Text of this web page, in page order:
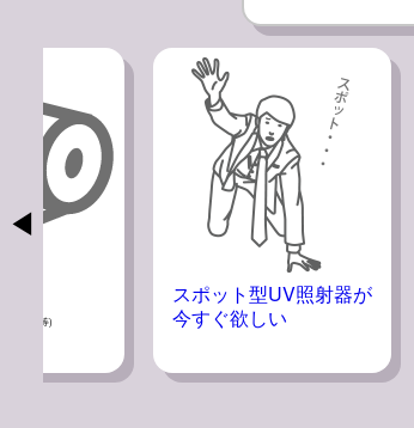
◀
UV硬化の実験をしたい